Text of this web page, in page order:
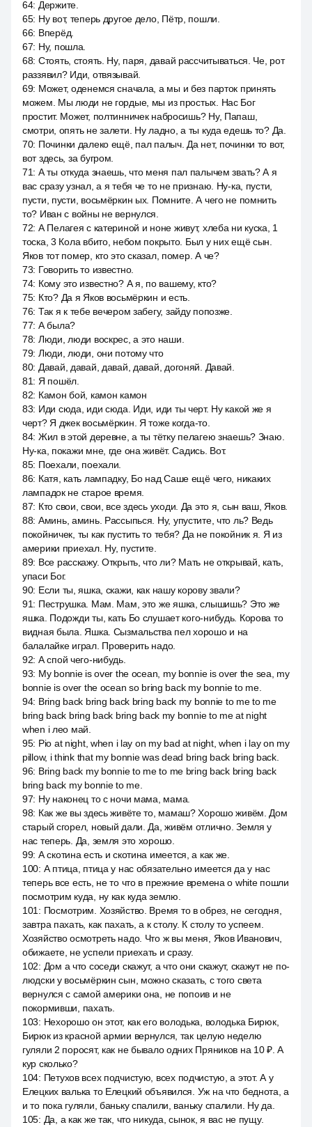
64: Держите.
65: Ну вот, теперь другое дело, Пётр, пошли.
66: Вперёд.
67: Ну, пошла.
68: Стоять, стоять. Ну, паря, давай рассчитываться. Че, рот
раззявил? Иди, отвязывай.
69: Может, оденемся сначала, а мы и без парток принять
можем. Мы люди не гордые, мы из простых. Нас Бог
простит. Может, полтинничек набросишь? Ну, Папаш,
смотри, опять не залети. Ну ладно, а ты куда едешь то? Да.
70: Починки далеко ещё, пал палыч. Да нет, починки то вот,
вот здесь, за бугром.
71: А ты откуда знаешь, что меня пал палычем звать? А я
вас сразу узнал, а я тебя че то не признаю. Ну-ка, пусти,
пусти, пусти, восьмёркин ых. Помните. А чего не помнить
то? Иван с войны не вернулся.
72: А Пелагея с катериной и ноне живут, хлеба ни куска, 1
тоска, 3 Кола вбито, небом покрыто. Был у них ещё сын.
Яков тот помер, кто это сказал, помер. А че?
73: Говорить то известно.
74: Кому это известно? А я, по вашему, кто?
75: Кто? Да я Яков восьмёркин и есть.
76: Так я к тебе вечером забегу, зайду попозже.
77: А была?
78: Люди, люди воскрес, а это наши.
79: Люди, люди, они потому что
80: Давай, давай, давай, давай, догоняй. Давай.
81: Я пошёл.
82: Камон бой, камон камон
83: Иди сюда, иди сюда. Иди, иди ты черт. Ну какой же я
черт? Я джек восьмёркин. Я тоже когда-то.
84: Жил в этой деревне, а ты тётку пелагею знаешь? Знаю.
Ну-ка, покажи мне, где она живёт. Садись. Вот.
85: Поехали, поехали.
86: Катя, кать лампадку, Бо над Саше ещё чего, никаких
лампадок не старое время.
87: Кто свои, свои, все здесь уходи. Да это я, сын ваш, Яков.
88: Аминь, аминь. Рассыпься. Ну, упустите, что ль? Ведь
покойничек, ты как пустить то тебя? Да не покойник я. Я из
америки приехал. Ну, пустите.
89: Все расскажу. Открыть, что ли? Мать не открывай, кать,
упаси Бог.
90: Если ты, яшка, скажи, как нашу корову звали?
91: Пеструшка. Мам. Мам, это же яшка, слышишь? Это же
яшка. Подожди ты, кать Бо слушает кого-нибудь. Корова то
видная была. Яшка. Сызмальства пел хорошо и на
балалайке играл. Проверить надо.
92: А спой чего-нибудь.
93: My bonnie is over the ocean, my bonnie is over the sea, my
bonnie is over the ocean so bring back my bonnie to me.
94: Bring back bring back bring back my bonnie to me to me
bring back bring back bring back my bonnie to me at night
when i лео май.
95: Pio at night, when i lay on my bad at night, when i lay on my
pillow, i think that my bonnie was dead bring back bring back.
96: Bring back my bonnie to me to me bring back bring back
bring back my bonnie to me.
97: Ну наконец то с ночи мама, мама.
98: Как же вы здесь живёте то, мамаш? Хорошо живём. Дом
старый сгорел, новый дали. Да, живём отлично. Земля у
нас теперь. Да, земля это хорошо.
99: А скотина есть и скотина имеется, а как же.
100: А птица, птица у нас обязательно имеется да у нас
теперь все есть, не то что в прежние времена о white пошли
посмотрим куда, ну как куда землю.
101 : Посмотрим. Хозяйство. Время то в обрез, не сегодня,
завтра пахать, как пахать, а к столу. К столу то успеем.
Хозяйство осмотреть надо. Что ж вы меня, Яков Иванович,
обижаете, не успели приехать и сразу.
102: Дом а что соседи скажут, а что они скажут, скажут не по-
людски у восьмёркин сын, можно сказать, с того света
вернулся с самой америки она, не попоив и не
покормивши, пахать.
103: Нехорошо он этот, как его володька, володька Бирюк,
Бирюк из красной армии вернулся, так целую неделю
гуляли 2 поросят, как не бывало одних Пряников на 10 ₽. А
кур сколько?
104: Петухов всех подчистую, всех подчистую, а этот. А у
Елецких валька то Елецкий объявился. Уж на что беднота, а
и то пока гуляли, баньку спалили, ваньку спалили. Ну да.
105: Да, а как же так, что никуда, сынок, я вас не пущу.